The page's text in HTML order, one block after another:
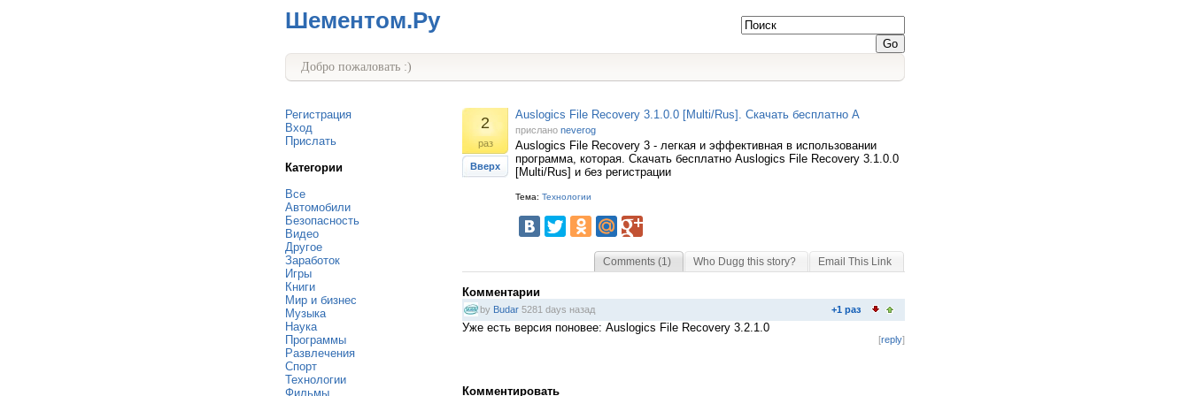
Шементом.Ру
Добро пожаловать :)
Регистрация
Вход
Прислать
Категории
Все
Автомобили
Безопасность
Видео
Другое
Заработок
Игры
Книги
Мир и бизнес
Музыка
Наука
Программы
Развлечения
Спорт
Технологии
Фильмы
2
раз
Вверх
Auslogics File Recovery 3.1.0.0 [Multi/Rus]. Скачать бесплатно A
прислано neverog
Auslogics File Recovery 3 - легкая и эффективная в использовании
программа, которая. Скачать бесплатно Auslogics File Recovery 3.1.0.0
[Multi/Rus] и без регистрации
Тема: Технологии
Comments (1) Who Dugg this story? Email This Link
Комментарии
by Budar 5281 days назад +1 раз
Уже есть версия поновее: Auslogics File Recovery 3.2.1.0
[reply]
Комментировать